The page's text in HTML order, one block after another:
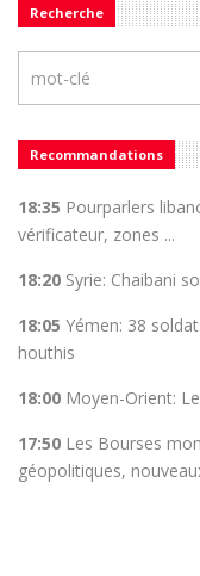
Recherche
Recommandations
18:35 Pourparlers
vérificateur, zones ...
18:20 Syrie: Chaibani
18:05 Yémen: 38
houthis
18:00 Moyen-Orient:
17:50 Les Bourses
géopolitiques,